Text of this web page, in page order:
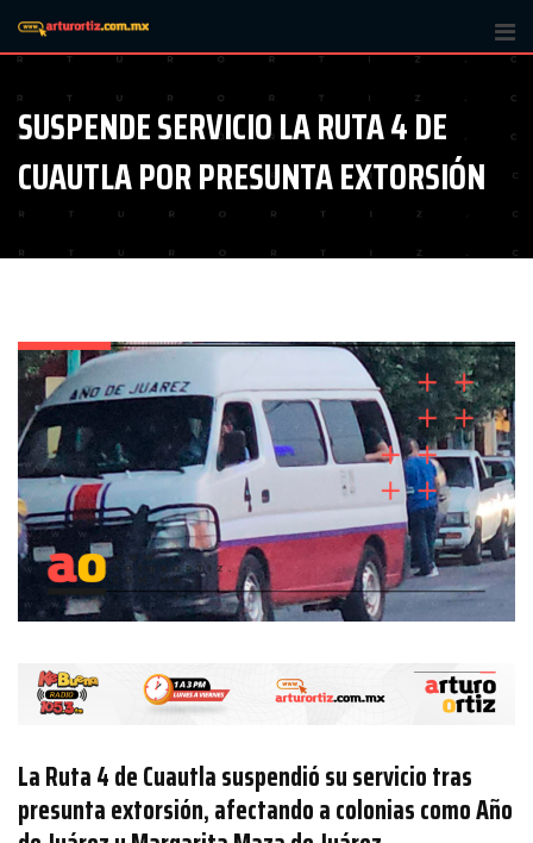
SUSPENDE SERVICIO LA RUTA 4 DE
CUAUTLA POR PRESUNTA EXTORSIÓN
La Ruta 4 de Cuautla suspendió su servicio tras
presunta extorsión, afectando a colonias como Año